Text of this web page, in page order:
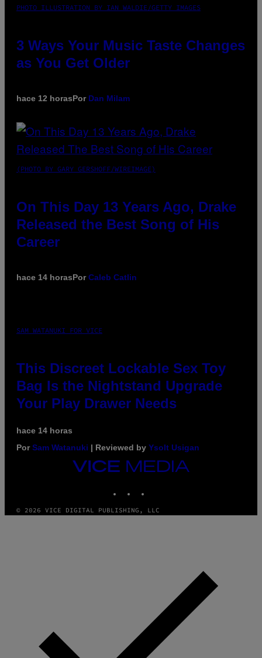
PHOTO ILLUSTRATION BY IAN WALDIE/GETTY IMAGES
3 Ways Your Music Taste Changes
as You Get Older
hace 12 horasPor Dan Milam
(PHOTO BY GARY GERSHOFF/WIREIMAGE)
On This Day 13 Years Ago, Drake
Released the Best Song of His
Career
hace 14 horasPorCaleb Catlin
SAM WATANUKI FOR VICE
This Discreet Lockable Sex Toy
Bag Is the Nightstand Upgrade
Your Play Drawer Needs
hace 14 horas
PorSam Watanuki | Reviewed by Ysolt Usigan
VICE
MEDIA
© 2026 VICE DIGITAL PUBLISHING, LLC